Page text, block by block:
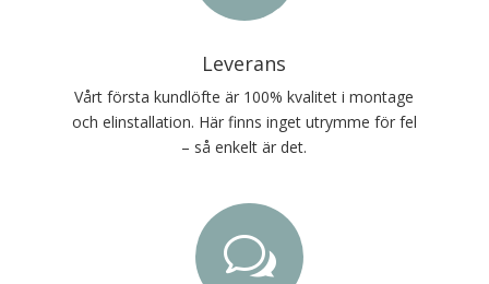
Leverans
Vårt första kundlöfte är 100% kvalitet i montage
och elinstallation. Här finns inget utrymme för fel
– så enkelt är det.
w